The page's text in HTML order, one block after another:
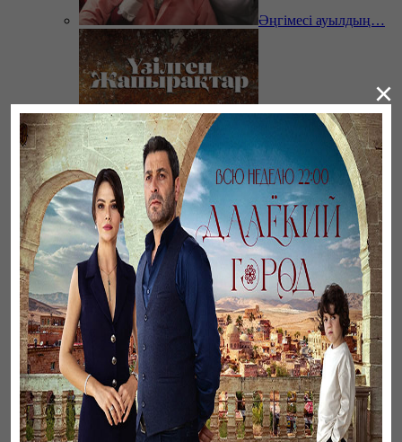
Әңгімесі ауылдың…
Үзілген жапырақтар
×